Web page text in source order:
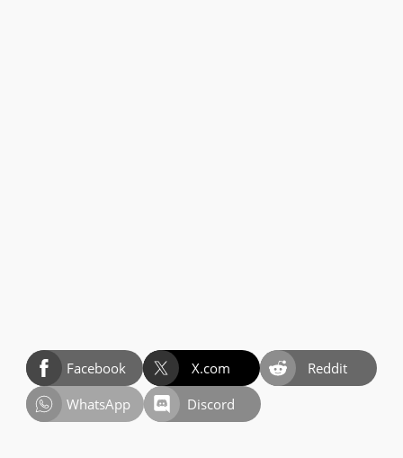
Facebook X.com
Reddit
WhatsApp
Discord